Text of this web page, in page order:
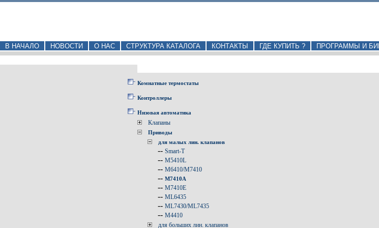
В НАЧАЛО НОВОСТИ О НАС СТРУКТУРА КАТАЛОГА КОНТАКТЫ ГДЕ КУПИТЬ ? ПРОГРАММЫ И
Комнатные термостаты
Контроллеры
Низовая автоматика
Клапаны
Приводы
для малых лин. клапанов
-- Smart-T
-- M5410L
-- M6410/M7410
-- M7410A
-- M7410E
-- ML6435
-- ML7430/ML7435
-- M4410
для больших лин. клапанов